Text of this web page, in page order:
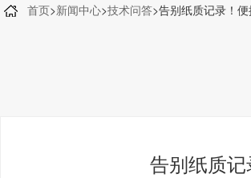
首页>新闻中心>技术问答>告别纸质记录！
告别纸质